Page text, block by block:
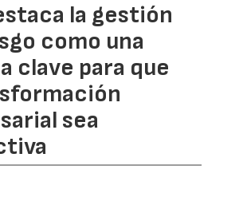
la gestión
como una
clave para que
sea